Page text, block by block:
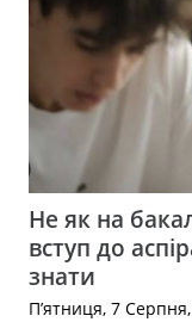
Не як на
вступ до
знати
П’ятниця, 7